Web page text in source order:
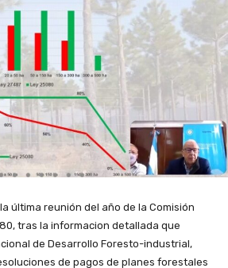
última reunión del año de la Comisión
tras la informacion detallada que
de Desarrollo Foresto-industrial,
de pagos de planes forestales